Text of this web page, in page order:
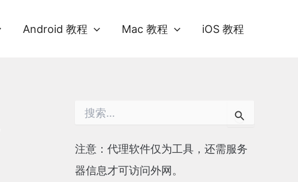
Android 教程 Mac 教程 iOS 教程
注意：代理软件仅为工具，还需服务
器信息才可访问外网。